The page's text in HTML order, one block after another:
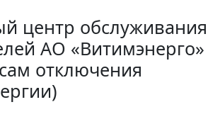
центр обслуживания
АО «Витимэнерго»
отключения